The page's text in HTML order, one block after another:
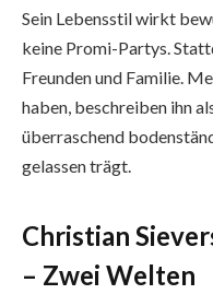
Sein Lebensstil wirkt
keine Promi-Partys.
Freunden und Familie.
haben, beschreiben ihn
überraschend
gelassen trägt.
Christian
– Zwei Welten